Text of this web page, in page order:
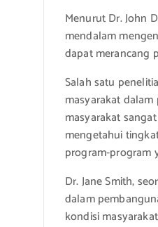
Menurut Dr. John
mendalam
dapat merancang
Salah satu
masyarakat
masyarakat
mengetahui
program-program
Dr. Jane Smith,
dalam
kondisi